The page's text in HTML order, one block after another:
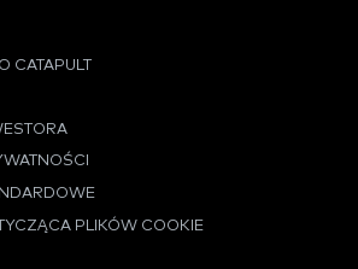
CATAPULT
PLIKÓW COOKIE